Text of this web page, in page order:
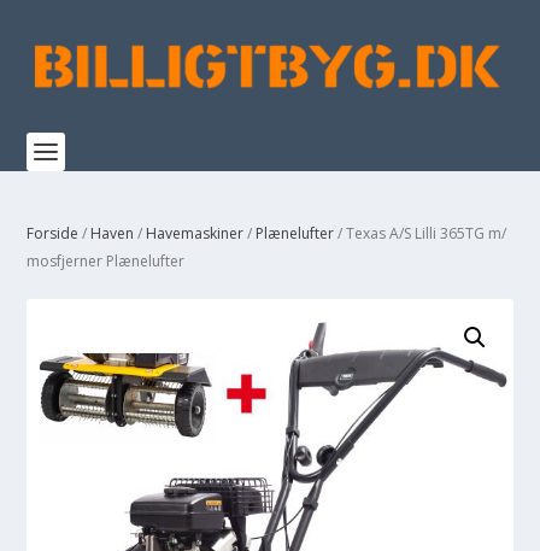
Forside / Haven / Havemaskiner/ Plænelufter/ Texas A/S Lilli 365TG m/
mosfjerner Plænelufter